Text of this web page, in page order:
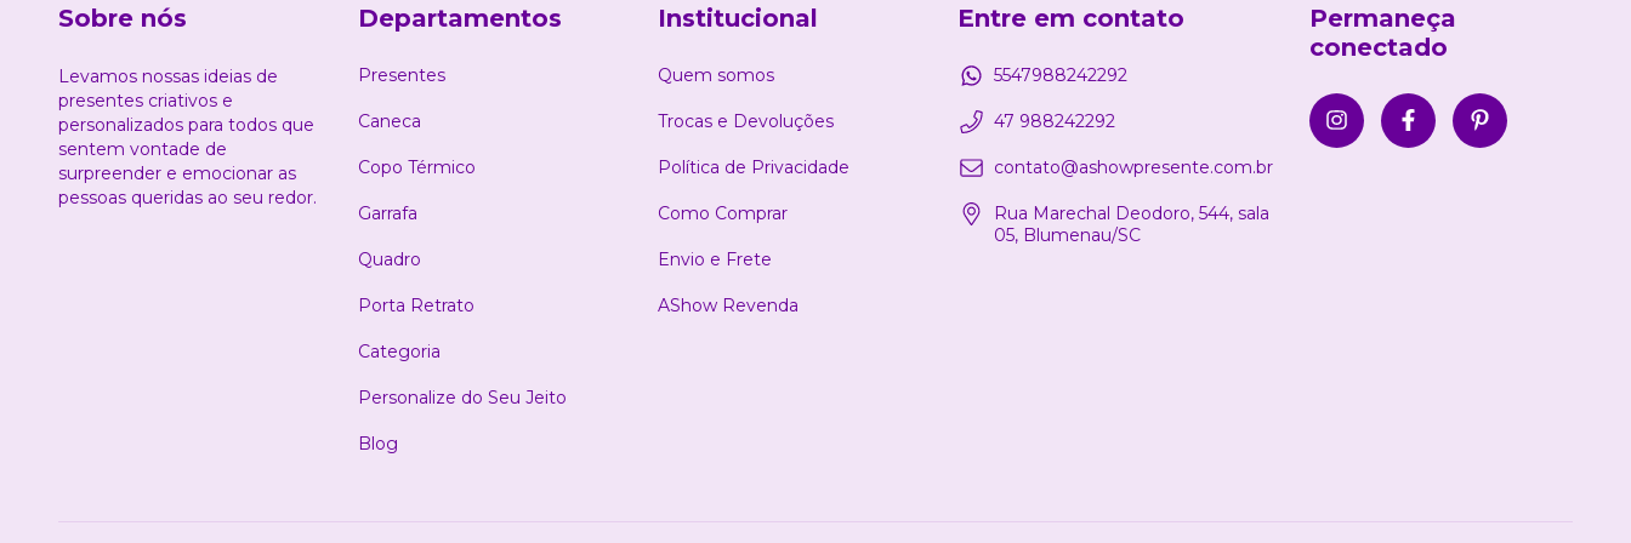
Sobre nós
Levamos nossas ideias de
presentes criativos e
personalizados para todos que
sentem vontade de
surpreender e emocionar as
pessoas queridas ao seu redor.
Departamentos
Presentes
Caneca
Copo Térmico
Garrafa
Quadro
Porta Retrato
Categoria
Personalize do Seu Jeito
Blog
Institucional
Quem somos
Trocas e Devoluções
Política de Privacidade
Como Comprar
Envio e Frete
AShow Revenda
Entre em contato
5547988242292
47 988242292
contato@ashowpresente.com.br
Rua Marechal Deodoro, 544, sala
05, Blumenau/SC
Permaneça
conectado